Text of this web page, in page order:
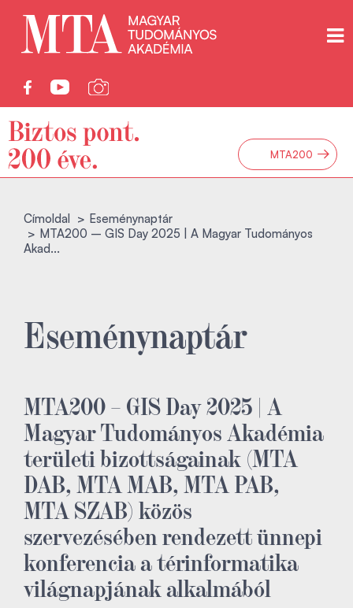
MTA200 →
Címoldal
Eseménynaptár
MTA200 – GIS Day 2025 | A Magyar Tudományos
Akad...
Eseménynaptár
MTA200 – GIS Day 2025 | A
Magyar Tudományos Akadémia
területi bizottságainak (MTA
DAB, MTA MAB, MTA PAB,
MTA SZAB) közös
szervezésében rendezett ünnepi
konferencia a térinformatika
világnapjának alkalmából